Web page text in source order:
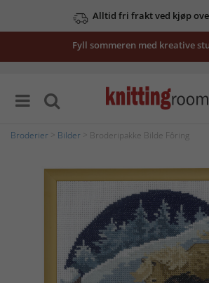
Alltid fri frakt ved kjøp
Fyll sommeren med kreative
Broderier Bilder > Broderipakke Bilde Fôring